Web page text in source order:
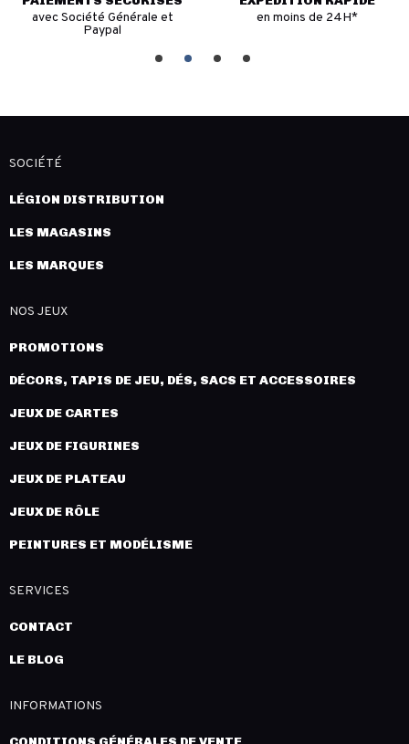
avec Société Générale et
Paypal
en moins de 24H*
SOCIÉTÉ
LÉGION DISTRIBUTION
LES MAGASINS
LES MARQUES
NOS JEUX
PROMOTIONS
DÉCORS, TAPIS DE JEU, DÉS, SACS ET ACCESSOIRES
JEUX DE CARTES
JEUX DE FIGURINES
JEUX DE PLATEAU
JEUX DE RÔLE
PEINTURES ET MODÉLISME
SERVICES
CONTACT
LE BLOG
INFORMATIONS